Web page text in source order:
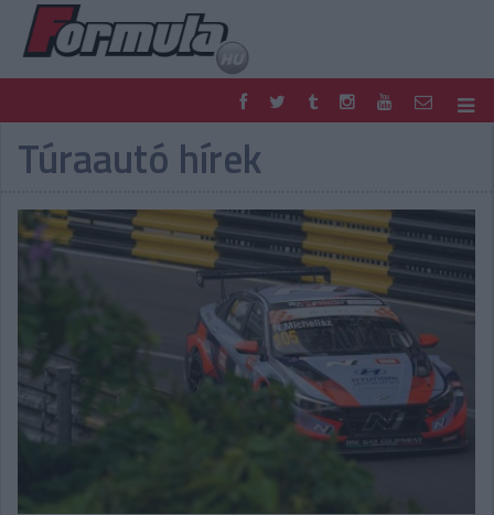
F1
PARC FERMÉ
FORMULA
MOTOR
RETRO
EGYÉB
PODCAST
SHOP
TIPPJÁTÉK
PONTÁLLÁSOK
Túraautó hírek